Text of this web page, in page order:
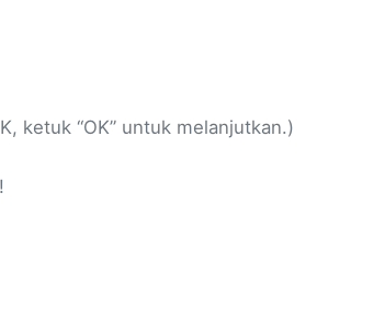
ketuk “OK” untuk melanjutkan.)